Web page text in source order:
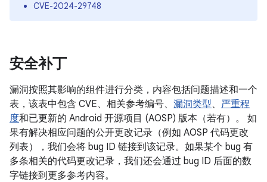
CVE-2024-29748
安全补丁
漏洞按照其影响的组件进行分类，内容包括问题描述和一个
表，该表中包含 CVE、相关参考编号、 漏洞类型、 严重程
度和已更新的 Android 开源项目 (AOSP) 版本（若有）。 如
果有解决相应问题的公开更改记录（例如 AOSP 代码更改
列表），我们会将 bug ID 链接到该记录。如果某个 bug 有
多条相关的代码更改记录，我们还会通过 bug ID 后面的数
字链接到更多参考内容。